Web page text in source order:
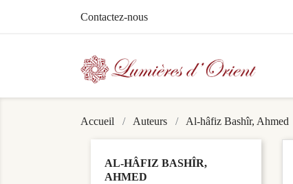
Contactez-nous
Accueil Auteurs Al-hâfiz Bashîr, Ahmed
AL-HÂFIZ BASHÎR,
AHMED